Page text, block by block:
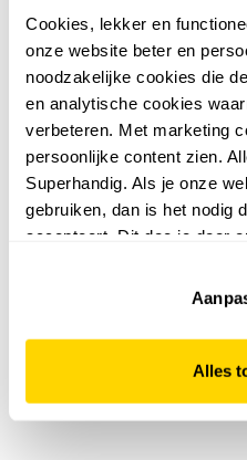
Cookies, lekker en
onze website beter en
noodzakelijke cookies die
en analytische cookies
verbeteren. Met marketing
persoonlijke content zien.
Superhandig. Als je onze
gebruiken, dan is het nodig
accepteert. Dit doe je door
website niet optimaal
Alles